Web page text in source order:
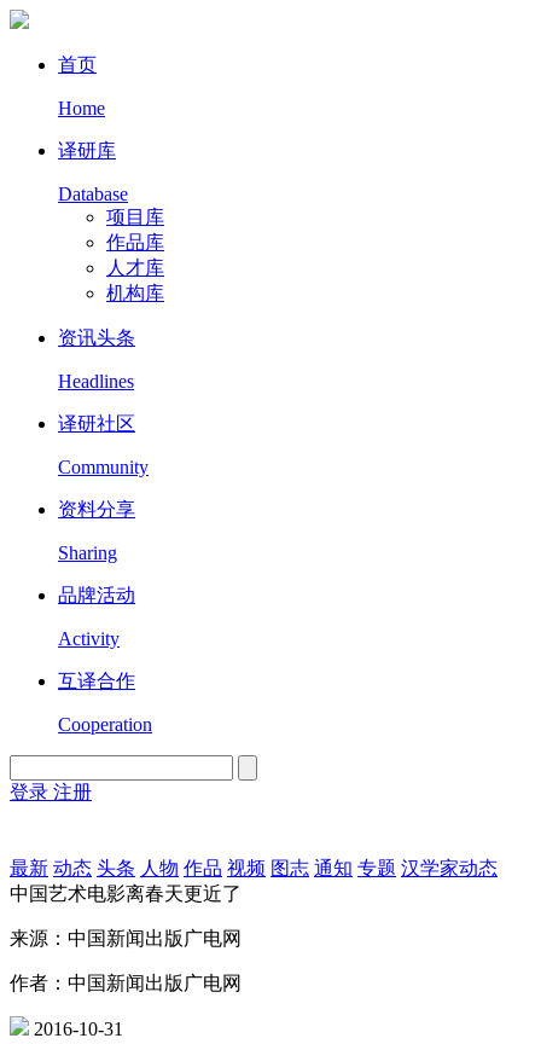
首页
Home
译研库
Database
项目库
作品库
人才库
机构库
资讯头条
Headlines
译研社区
Community
资料分享
Sharing
品牌活动
Activity
互译合作
Cooperation
登录 注册
最新 动态 头条 人物 作品 视频 图志 通知 专题 汉学家动态
中国艺术电影离春天更近了
来源：中国新闻出版广电网
作者：中国新闻出版广电网
2016-10-31